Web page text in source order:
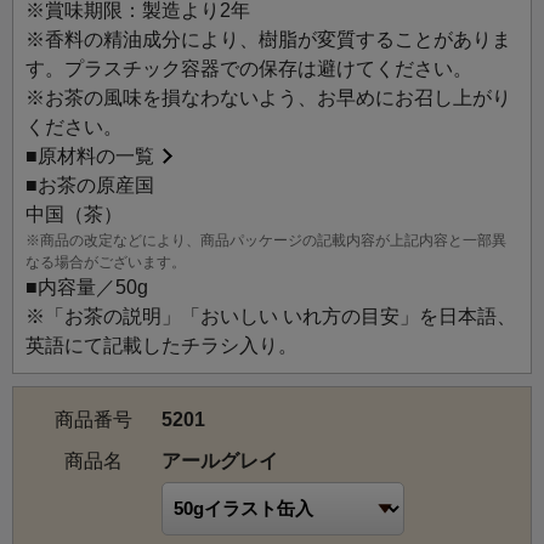
上品なパープルカラーでノーブルな雰囲気に仕上げまし
た。
ご自宅用はもちろん、さまざまな贈りものにぜひご利用く
ださい。
アールグレイ：祁門紅茶をベースに、ベルガモットの爽や
かな香りをつけた、オーソドックスなアールグレイ。スト
レートでもミルクティーでもおいしい、人気の紅茶です。
※賞味期限：製造より2年
※香料の精油成分により、樹脂が変質することがありま
す。プラスチック容器での保存は避けてください。
※お茶の風味を損なわないよう、お早めにお召し上がり
ください。
■原材料の一覧
■お茶の原産国
中国（茶）
※商品の改定などにより、商品パッケージの記載内容が上記内容と一部異
なる場合がございます。
■内容量／50g
※「お茶の説明」「おいしい いれ方の目安」を日本語、
英語にて記載したチラシ入り。
商品番号
5201
商品名
アールグレイ